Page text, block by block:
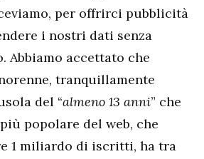
per offrirci pubblicità
i nostri dati senza
Abbiamo accettato che
tranquillamente
del “almeno 13 anni” che
più popolare del web, che
1 miliardo di iscritti, ha tra